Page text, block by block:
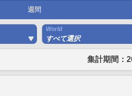
週間
World
すべて選択
集計期間：